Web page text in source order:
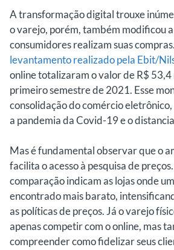
A transformação digital trouxe
o varejo, porém, também modificou
consumidores realizam suas
levantamento realizado pela Ebit/
online totalizaram o valor de R$ 53,4
primeiro semestre de 2021. Esse
consolidação do comércio
a pandemia da Covid-19 e o
Mas é fundamental observar que o
facilita o acesso à pesquisa de
comparação indicam as lojas onde
encontrado mais barato,
as políticas de preços. Já o varejo
apenas competir com o online, mas
compreender como fidelizar seus